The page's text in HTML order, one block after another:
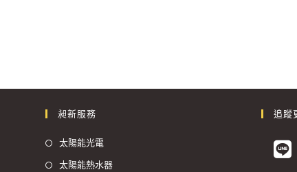
昶新服務
太陽能光電
太陽能熱水器
追蹤